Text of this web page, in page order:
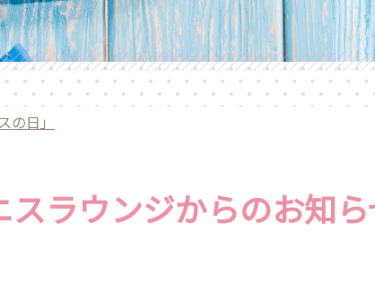
日」
スラウンジからのお知